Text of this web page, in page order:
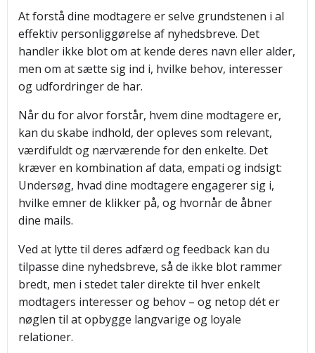
At forstå dine modtagere er selve grundstenen i al
effektiv personliggørelse af nyhedsbreve. Det
handler ikke blot om at kende deres navn eller alder,
men om at sætte sig ind i, hvilke behov, interesser
og udfordringer de har.
Når du for alvor forstår, hvem dine modtagere er,
kan du skabe indhold, der opleves som relevant,
værdifuldt og nærværende for den enkelte. Det
kræver en kombination af data, empati og indsigt:
Undersøg, hvad dine modtagere engagerer sig i,
hvilke emner de klikker på, og hvornår de åbner
dine mails.
Ved at lytte til deres adfærd og feedback kan du
tilpasse dine nyhedsbreve, så de ikke blot rammer
bredt, men i stedet taler direkte til hver enkelt
modtagers interesser og behov – og netop dét er
nøglen til at opbygge langvarige og loyale
relationer.